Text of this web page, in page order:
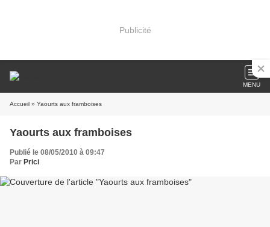
Publicité
MENU
Accueil » Yaourts aux framboises
Yaourts aux framboises
Publié le 08/05/2010 à 09:47
Par Prici